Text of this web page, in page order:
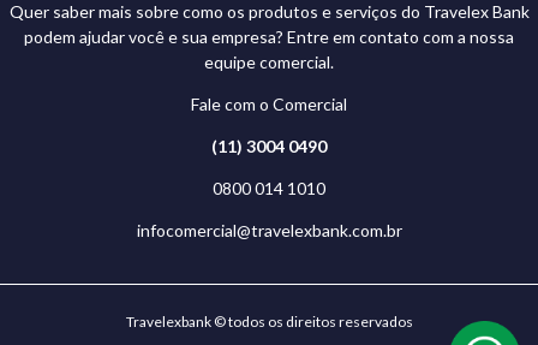
Quer saber mais sobre como os produtos e serviços do Travelex Bank
podem ajudar você e sua empresa? Entre em contato com a nossa
equipe comercial.
Fale com o Comercial
(11) 3004 0490
0800 014 1010
infocomercial@travelexbank.com.br
Travelexbank © todos os direitos reservados